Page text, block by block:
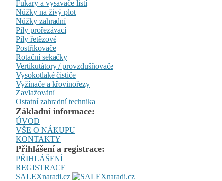
Fukary a vysavače listí
Nůžky na živý plot
Nůžky zahradní
Pily prořezávací
Pily řetězové
Postřikovače
Rotační sekačky
Vertikutátory / provzdušňovače
Vysokotlaké čističe
Vyžínače a křovinořezy
Zavlažování
Ostatní zahradní technika
Základní informace:
ÚVOD
VŠE O NÁKUPU
KONTAKTY
Přihlášení a registrace:
PŘIHLÁŠENÍ
REGISTRACE
SALEXnaradi.cz